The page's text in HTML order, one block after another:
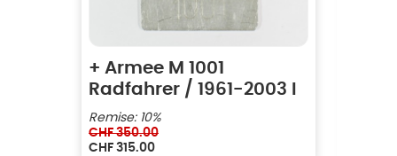
+ Armee M 1001
Radfahrer / 1961-2003 I
CHF350.00
CHF 315.00
Remise: 10%